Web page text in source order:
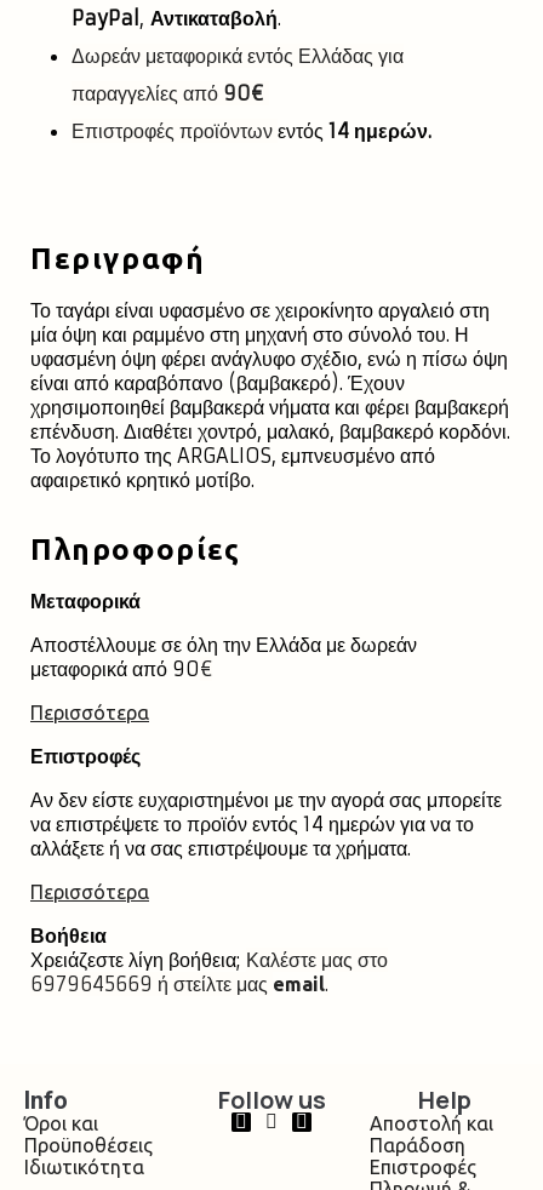
PayPal , Αντικαταβολή.
Δωρεάν μεταφορικά εντός Ελλάδας για
παραγγελίες από 90€
Επιστροφές προϊόντων εντός 14 ημερών.
Περιγραφή
Το ταγάρι είναι υφασμένο σε χειροκίνητο αργαλειό στη
μία όψη και ραμμένο στη μηχανή στο σύνολό του. Η
υφασμένη όψη φέρει ανάγλυφο σχέδιο, ενώ η πίσω όψη
είναι από καραβόπανο (βαμβακερό). Έχουν
χρησιμοποιηθεί βαμβακερά νήματα και φέρει βαμβακερή
επένδυση. Διαθέτει χοντρό, μαλακό, βαμβακερό κορδόνι.
Το λογότυπο της ARGALIOS, εμπνευσμένο από
αφαιρετικό κρητικό μοτίβο.
Πληροφορίες
Μεταφορικά
Αποστέλλουμε σε όλη την Ελλάδα με δωρεάν
μεταφορικά από 90€
Περισσότερα
Επιστροφές
Αν δεν είστε ευχαριστημένοι με την αγορά σας μπορείτε
να επιστρέψετε το προϊόν εντός 14 ημερών για να το
αλλάξετε ή να σας επιστρέψουμε τα χρήματα.
Περισσότερα
Βοήθεια
Χρειάζεστε λίγη βοήθεια; Καλέστε μας στο
6979645669 ή στείλτε μας email.
Info
Όροι και
Προϋποθέσεις
Ιδιωτικότητα
Follow us Help
Αποστολή και
Παράδοση
Επιστροφές